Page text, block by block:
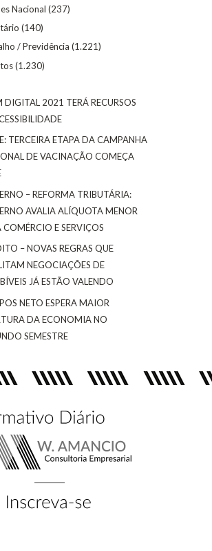
Nacional (237)
(140)
/ Previdência (1.221)
(1.230)
DIGITAL 2021 TERÁ RECURSOS
TERCEIRA ETAPA DA CAMPANHA
DE VACINAÇÃO COMEÇA
– REFORMA TRIBUTÁRIA:
AVALIA ALÍQUOTA MENOR
COMÉRCIO E SERVIÇOS
– NOVAS REGRAS QUE
NEGOCIAÇÕES DE
JÁ ESTÃO VALENDO
NETO ESPERA MAIOR
DA ECONOMIA NO
SEMESTRE